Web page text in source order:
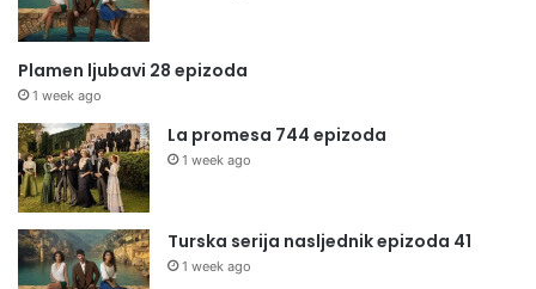
Plamen ljubavi 28 epizoda
1 week ago
La promesa 744 epizoda
1 week ago
Turska serija nasljednik epizoda 41
1 week ago